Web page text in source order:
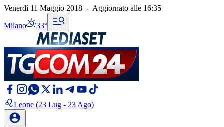
Venerdì 11 Maggio 2018 - Aggiornato alle 16:35
Milano 33°
Leone (23 Lug - 23 Ago)